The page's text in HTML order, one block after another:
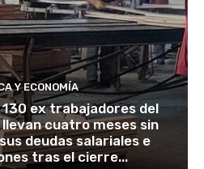
Y ECONOMÍA
130 ex trabajadores del
cuatro meses sin
deudas salariales e
tras el cierre...